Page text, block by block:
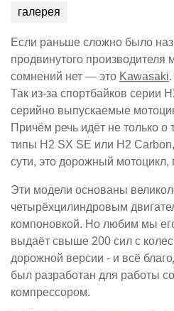
галерея
Если раньше сложно было
продвинутого производителя
сомнений нет — это Kawasaki
Так из-за спортбайков серии
серийно выпускаемые
Причём речь идёт не только о
типы H2 SX SE или H2
сути, это дорожный мотоцикл,
Эти модели основаны
четырёхцилиндровым
компоновкой. Но любим мы
выдаёт свыше 200 сил с
дорожной версии - и всё
был разработан для работы
компрессором.